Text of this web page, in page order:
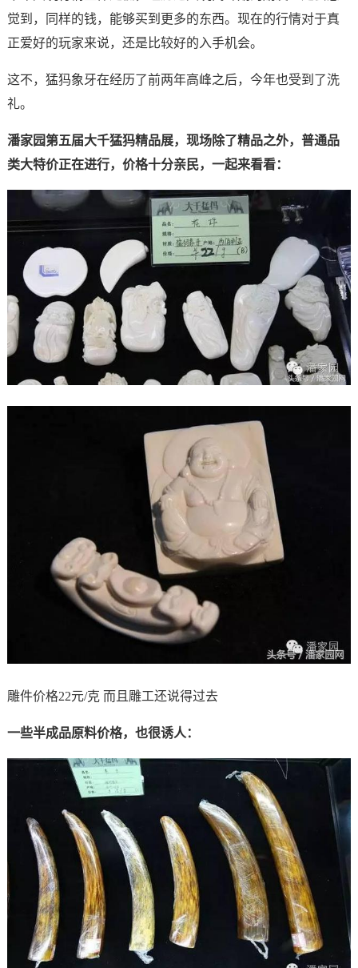
觉到，同样的钱，能够买到更多的东西。现在的行情对于真
正爱好的玩家来说，还是比较好的入手机会。
这不，猛犸象牙在经历了前两年高峰之后，今年也受到了洗
礼。
潘家园第五届大千猛犸精品展，现场除了精品之外，普通品
类大特价正在进行，价格十分亲民，一起来看看：
雕件价格22元/克 而且雕工还说得过去
一些半成品原料价格，也很诱人：